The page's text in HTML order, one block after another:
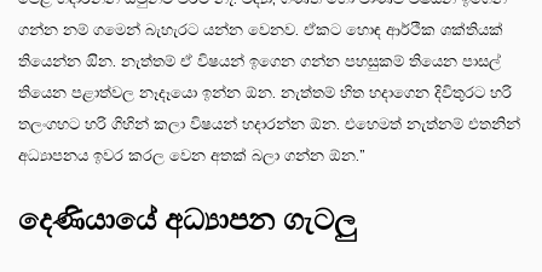
ගන්න නම් ගමෙන් බැහැරට යන්න වෙනව. ඒකට හොඳ ආර්ථික ශක්තියක්
තියෙන්න ඔින. නැත්තම් ඒ විෂයන් ඉගෙන ගන්න පහසුකම් තියෙන පාසල්
තියෙන පළාත්වල නෑදෑයො ඉන්න ඕන. නැත්තම් හිත හදාගෙන දිවිතුරට හරි
තලංගහට හරි ගිහින් කලා විෂයන් හදාරන්න ඕන. එහෙමත් නැත්නම් එතනින්
අධ්‍යාපනය ඉවර කරල වෙන අතක් බලා ගන්න ඕන.”
දෙණියායේ අධ්‍යාපන ගැටලු